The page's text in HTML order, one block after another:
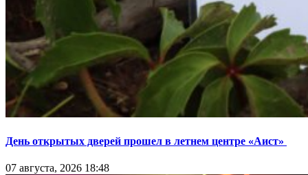
День открытых дверей прошел в летнем центре «Аист»
07 августа, 2026 18:48